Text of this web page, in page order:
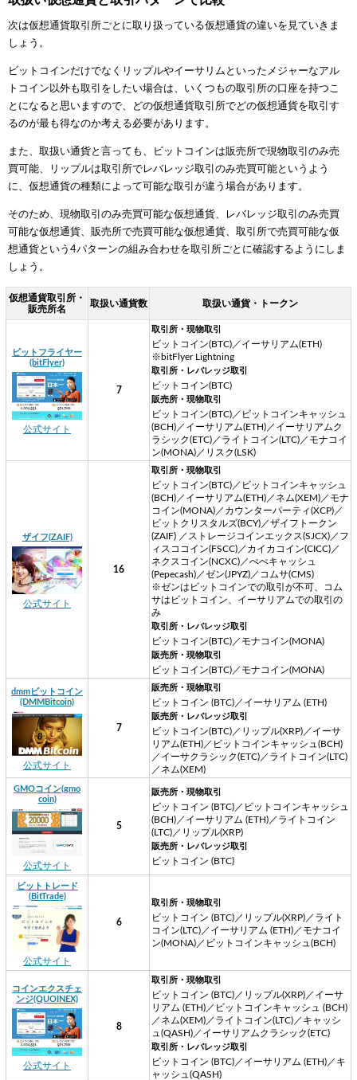
次は仮想通貨取引所ごとに取り扱っている仮想通貨の違いを見ていきま
しょう。
ビットコインだけでなくリップルやイーサリムといったメジャーなアル
トコイン以外も取引をしたい場合は、いくつもの取引所の口座を持つこ
とになると思いますので、どの仮想通貨取引所でどの仮想通貨を取引す
るのが最も得なのか考える必要があります。
また、取扱い通貨と言っても、ビットコインは販売所で現物取引のみ売
買可能、リップルは取引所でレバレッジ取引のみ売買可能というよう
に、仮想通貨の種類によって可能な取引が違う場合があります。
そのため、現物取引のみ売買可能な仮想通貨、レバレッジ取引のみ売買
可能な仮想通貨、販売所で売買可能な仮想通貨、取引所で売買可能な仮
想通貨という4パターンの組み合わせを取引所ごとに確認するようにしま
しょう。
仮想通貨取引所・
販売所名
取扱い通貨数 取扱い通貨・トークン
ビットフライヤー
(bitFlyer)
公式サイト
7
取引所・現物取引
ビットコイン(BTC)／イーサリアム(ETH)
※bitFlyer Lightning
取引所・レバレッジ取引
ビットコイン(BTC)
販売所・現物取引
ビットコイン(BTC)／ビットコインキャッシュ
(BCH)／イーサリアム(ETH)／イーサリアムク
ラシック(ETC)／ライトコイン(LTC)／モナコイ
ン(MONA)／リスク(LSK)
ザイフ(ZAIF)
公式サイト
16
取引所・現物取引
ビットコイン(BTC)／ビットコインキャッシュ
(BCH)／イーサリアム(ETH)／ネム(XEM)／モナ
コイン(MONA)／カウンターパーティ(XCP)／
ビットクリスタルズ(BCY)／ザイフトークン
(ZAIF) ／ストレージコインエックス(SJCX)／フ
ィスココイン(FSCC)／カイカコイン(CICC)／
ネクスコイン(NCXC)／ぺぺキャッシュ
(Pepecash)／ゼン(JPYZ)／コムサ(CMS)
※ゼンはビットコインでの取引が不可、コム
サはビットコイン、イーサリアムでの取引の
み
取引所・レバレッジ取引
ビットコイン(BTC)／モナコイン(MONA)
販売所・現物取引
ビットコイン(BTC)／モナコイン(MONA)
dmmビットコイン
(DMMBitcoin)
公式サイト
7
販売所・現物取引
ビットコイン (BTC)／イーサリアム (ETH)
販売所・レバレッジ取引
ビットコイン(BTC)／リップル(XRP)／イーサ
リアム(ETH)／ビットコインキャッシュ(BCH)
／イーサクラシック(ETC)／ライトコイン(LTC)
／ネム(XEM)
GMOコイン(gmo
coin)
公式サイト
5
販売所・現物取引
ビットコイン (BTC)／ビットコインキャッシュ
(BCH)／イーサリアム (ETH)／ライトコイン
(LTC)／リップル(XRP)
販売所・レバレッジ取引
ビットコイン (BTC)
ビットトレード
(BitTrade)
公式サイト
6
取引所・現物取引
ビットコイン (BTC)／リップル(XRP)／ライト
コイン(LTC)／イーサリアム (ETH)／モナコイ
ン(MONA)／ビットコインキャッシュ(BCH)
コインエクスチェ
ンジ(QUOINEX)
公式サイト
8
取引所・現物取引
ビットコイン (BTC)／リップル(XRP)／イーサ
リアム (ETH)／ビットコインキャッシュ (BCH)
／ネム(XEM)／ライトコイン(LTC)／キャッシ
ュ(QASH)／イーサリアムクラシック(ETC)
取引所・レバレッジ取引
ビットコイン (BTC)／イーサリアム (ETH)／キ
ャッシュ(QASH)